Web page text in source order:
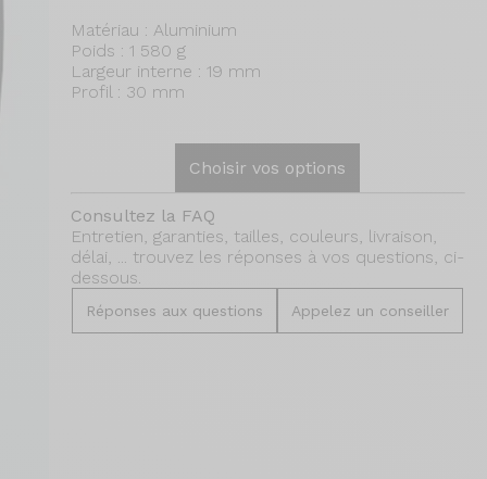
Matériau : Aluminium
Poids : 1 580 g
Largeur interne : 19 mm
Profil : 30 mm
Choisir vos options
Consultez la FAQ
Entretien, garanties, tailles, couleurs, livraison,
délai, ... trouvez les réponses à vos questions, ci-
dessous.
Réponses aux questions Appelez un conseiller